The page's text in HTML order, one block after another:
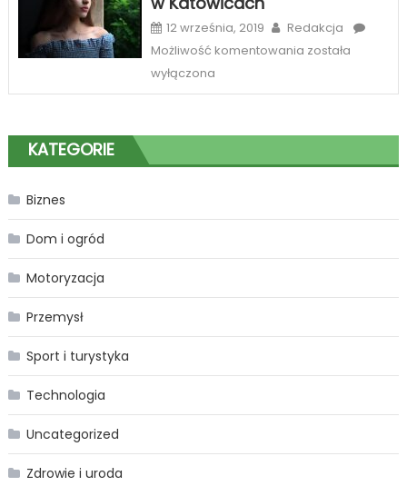
12 września, 2019
Redakcja
Możliwość komentowania Sposób
piękne
w
została
wyłączona
KATEGORIE
Biznes
Dom i ogród
Motoryzacja
Przemysł
Sport i turystyka
Technologia
Uncategorized
Zdrowie i uroda